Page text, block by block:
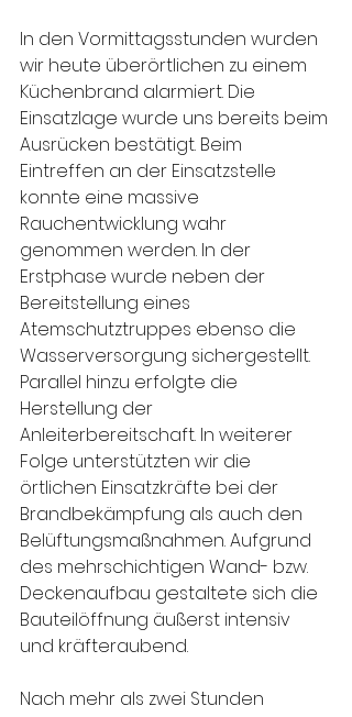
In den Vormittagsstunden wurden
wir heute überörtlichen zu einem
Küchenbrand alarmiert. Die
Einsatzlage wurde uns bereits beim
Ausrücken bestätigt. Beim
Eintreffen an der Einsatzstelle
konnte eine massive
Rauchentwicklung wahr
genommen werden. In der
Erstphase wurde neben der
Bereitstellung eines
Atemschutztruppes ebenso die
Wasserversorgung sichergestellt.
Parallel hinzu erfolgte die
Herstellung der
Anleiterbereitschaft. In weiterer
Folge unterstützten wir die
örtlichen Einsatzkräfte bei der
Brandbekämpfung als auch den
Belüftungsmaßnahmen. Aufgrund
des mehrschichtigen Wand- bzw.
Deckenaufbau gestaltete sich die
Bauteilöffnung äußerst intensiv
und kräfteraubend.
Nach mehr als zwei Stunden